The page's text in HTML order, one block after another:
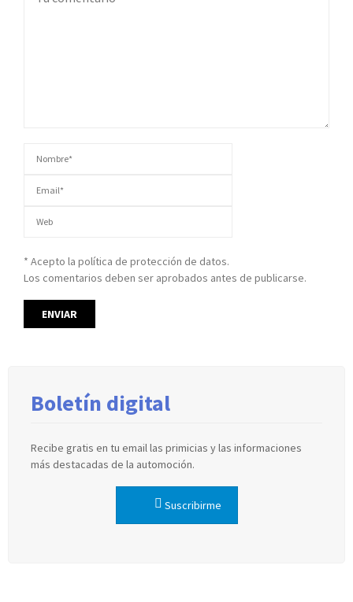
* Acepto la política de protección de datos.
Los comentarios deben ser aprobados antes de publicarse.
Boletín digital
Recibe gratis en tu email las primicias y las informaciones
más destacadas de la automoción.
Suscribirme